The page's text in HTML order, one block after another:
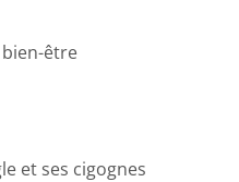
être
et ses cigognes